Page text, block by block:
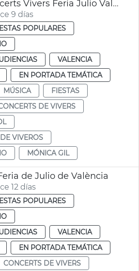
Balance Concerts Vivers Feria Julio València 2026
9 días
POPULARES
VALENCIA
EN PORTADA TEMÁTICA
MÚSICA
FIESTAS
DE VIVERS
VIVEROS
MÓNICA GIL
de Julio de València
12 días
POPULARES
VALENCIA
EN PORTADA TEMÁTICA
CONCERTS DE VIVERS